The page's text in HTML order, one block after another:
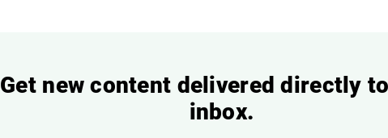
Get new content delivered directly
inbox.